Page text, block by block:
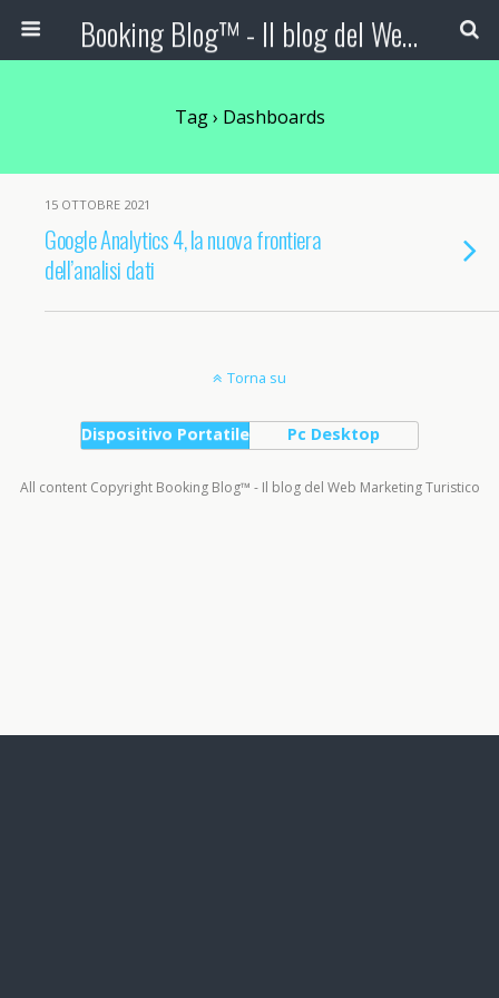
Booking Blog™ - Il blog del Web Marketing Turistico
Tag › Dashboards
15 OTTOBRE 2021
Google Analytics 4, la nuova frontiera
dell’analisi dati
Torna su
Dispositivo Portatile Pc Desktop
All content Copyright Booking Blog™ - Il blog del Web Marketing Turistico